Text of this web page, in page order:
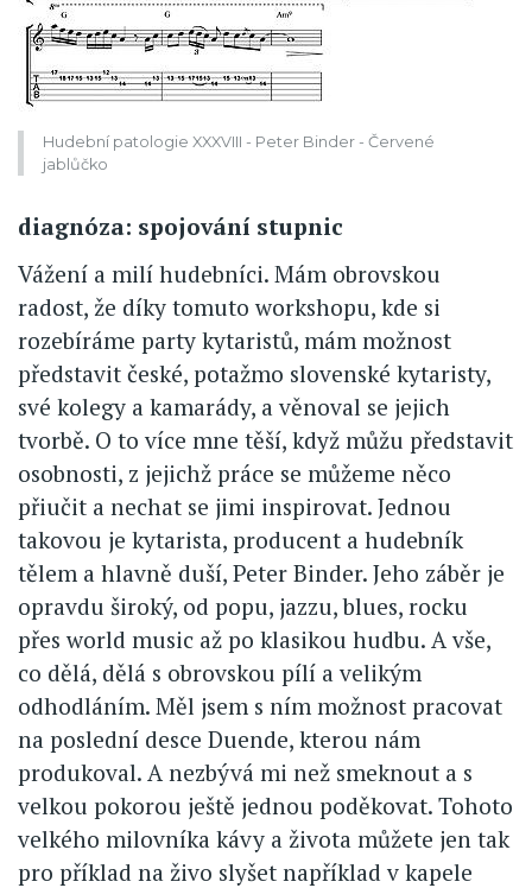
Hudební patologie XXXVIII - Peter Binder - Červené
jablůčko
diagnóza: spojování stupnic
Vážení a milí hudebníci. Mám obrovskou
radost, že díky tomuto workshopu, kde si
rozebíráme party kytaristů, mám možnost
představit české, potažmo slovenské kytaristy,
své kolegy a kamarády, a věnoval se jejich
tvorbě. O to více mne těší, když můžu představit
osobnosti, z jejichž práce se můžeme něco
přiučit a nechat se jimi inspirovat. Jednou
takovou je kytarista, producent a hudebník
tělem a hlavně duší, Peter Binder. Jeho záběr je
opravdu široký, od popu, jazzu, blues, rocku
přes world music až po klasikou hudbu. A vše,
co dělá, dělá s obrovskou pílí a velikým
odhodláním. Měl jsem s ním možnost pracovat
na poslední desce Duende, kterou nám
produkoval. A nezbývá mi než smeknout a s
velkou pokorou ještě jednou poděkovat. Tohoto
velkého milovníka kávy a života můžete jen tak
pro příklad na živo slyšet například v kapele